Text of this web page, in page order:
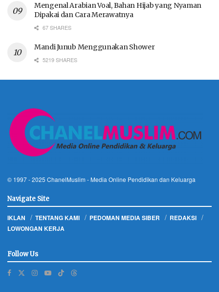
Mengenal Arabian Voal, Bahan Hijab yang Nyaman
Dipakai dan Cara Merawatnya
67 SHARES
Mandi Junub Menggunakan Shower
5219 SHARES
© 1997 - 2025 ChanelMuslim - Media Online Pendidikan dan Keluarga
Navigate Site
IKLAN TENTANG KAMI PEDOMAN MEDIA SIBER
REDAKSI
LOWONGAN KERJA
Follow Us